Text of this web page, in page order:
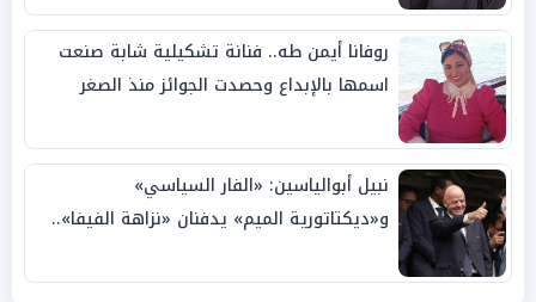
روفانا أيمن طه.. فنانة تشكيلية شابة صنعت
اسمها بالإبداع وحصدت الجوائز منذ الصغر
نبيل أبوالياسين: «الفار السياسي»
و«ديكتاتورية الميم» يدفنان «نزاهة الفيفا»..